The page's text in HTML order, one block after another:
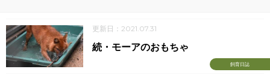
更新日：2021.07.31
飼育日誌
続・モーアのおもちゃ